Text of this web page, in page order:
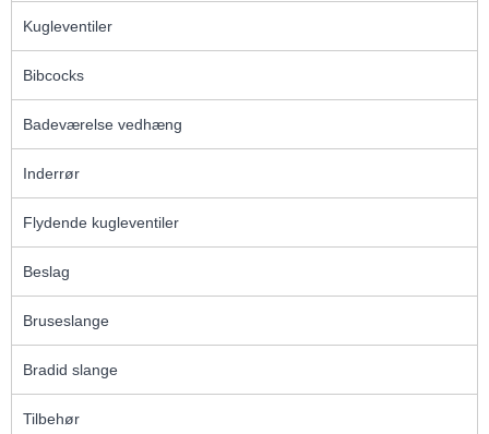
Kugleventiler
Bibcocks
Badeværelse vedhæng
Inderrør
Flydende kugleventiler
Beslag
Bruseslange
Bradid slange
Tilbehør